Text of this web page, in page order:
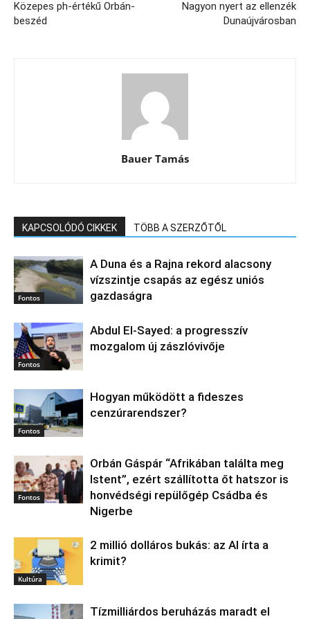
Közepes ph-értékű Orbán-
beszéd
Nagyon nyert az ellenzék
Dunaújvárosban
Bauer Tamás
KAPCSOLÓDÓ CIKKEK TÖBB A SZERZŐTŐL
Fontos
A Duna és a Rajna rekord alacsony
vízszintje csapás az egész uniós
gazdaságra
Fontos
Abdul El‑Sayed: a progresszív
mozgalom új zászlóvivője
Fontos
Hogyan működött a fideszes
cenzúrarendszer?
Fontos
Orbán Gáspár “Afrikában találta meg
Istent”, ezért szállította őt hatszor is
honvédségi repülőgép Csádba és
Nigerbe
Kultúra
2 millió dolláros bukás: az AI írta a
krimit?
Tízmilliárdos beruházás maradt el